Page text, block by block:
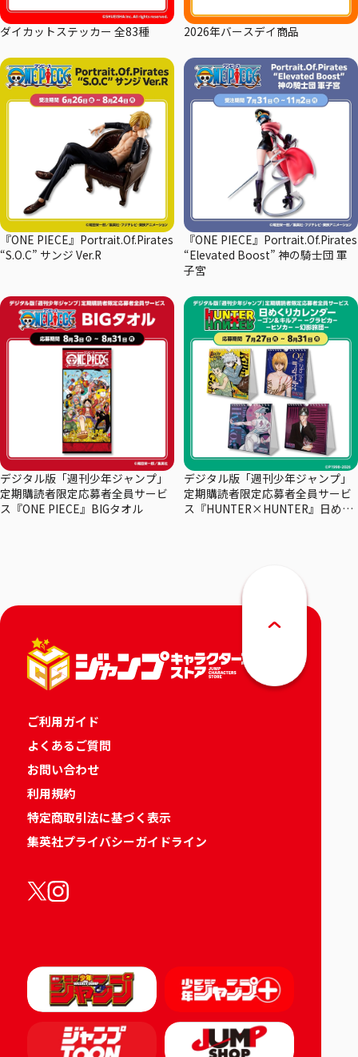
ダイカットステッカー 全83種 2026年バースデイ商品
『ONE PIECE』Portrait.Of.Pirates
“S.O.C” サンジ Ver.R
『ONE PIECE』Portrait.Of.Pirates
“Elevated Boost” 神の騎士団 軍
子宮
デジタル版「週刊少年ジャンプ」
定期購読者限定応募者全員サービ
ス『ONE PIECE』BIGタオル
デジタル版「週刊少年ジャンプ」
定期購読者限定応募者全員サービ
ス『HUNTER×HUNTER』日めく
ご利用ガイド
よくあるご質問
お問い合わせ
利用規約
特定商取引法に基づく表示
集英社プライバシーガイドライン